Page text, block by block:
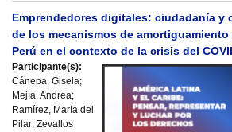
Emprendedores digitales: ciudadanía y
de los mecanismos de amortiguamiento
Perú en el contexto de la crisis del
Participante(s):
Cánepa, Gisela;
Mejía, Andrea;
Ramírez, María del
Pilar; Zevallos